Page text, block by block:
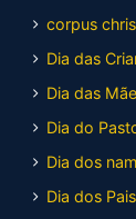
corpus
Dia das
Dia das
Dia do
Dia dos
Dia dos Pais